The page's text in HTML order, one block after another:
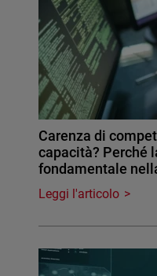
Carenza di
capacità? Perché
fondamentale
Leggi l'articolo